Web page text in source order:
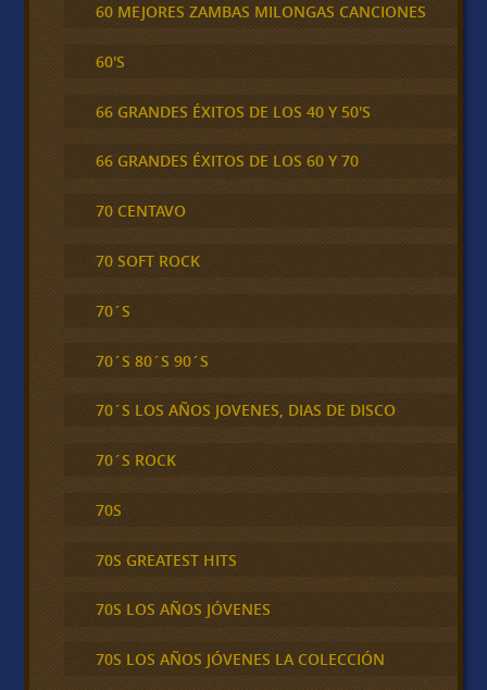
60 MEJORES ZAMBAS MILONGAS CANCIONES
60'S
66 GRANDES ÉXITOS DE LOS 40 Y 50'S
66 GRANDES ÉXITOS DE LOS 60 Y 70
70 CENTAVO
70 SOFT ROCK
70´S
70´S 80´S 90´S
70´S LOS AÑOS JOVENES, DIAS DE DISCO
70´S ROCK
70S
70S GREATEST HITS
70S LOS AÑOS JÓVENES
70S LOS AÑOS JÓVENES LA COLECCIÓN